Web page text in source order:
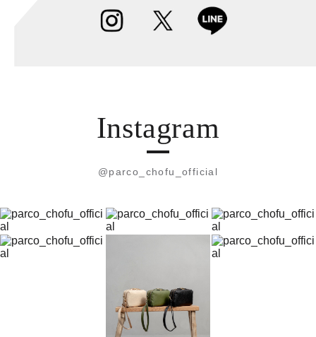
Instagram
@parco_chofu_official